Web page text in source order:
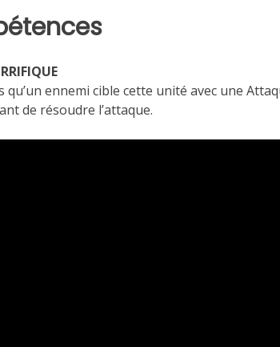
qu’un ennemi cible cette unité avec une
de résoudre l’attaque.